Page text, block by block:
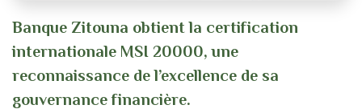
Banque Zitouna obtient la certification
internationale MSI 20000, une
reconnaissance de l’excellence de sa
gouvernance financière.